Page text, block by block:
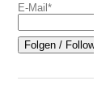
E-Mail*